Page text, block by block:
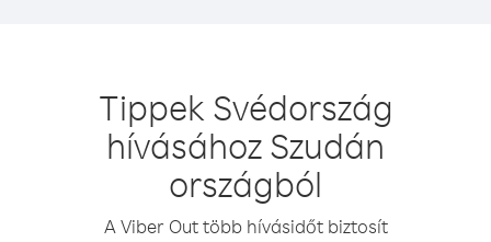
Tippek Svédország
hívásához Szudán
országból
A Viber Out több hívásidőt biztosít